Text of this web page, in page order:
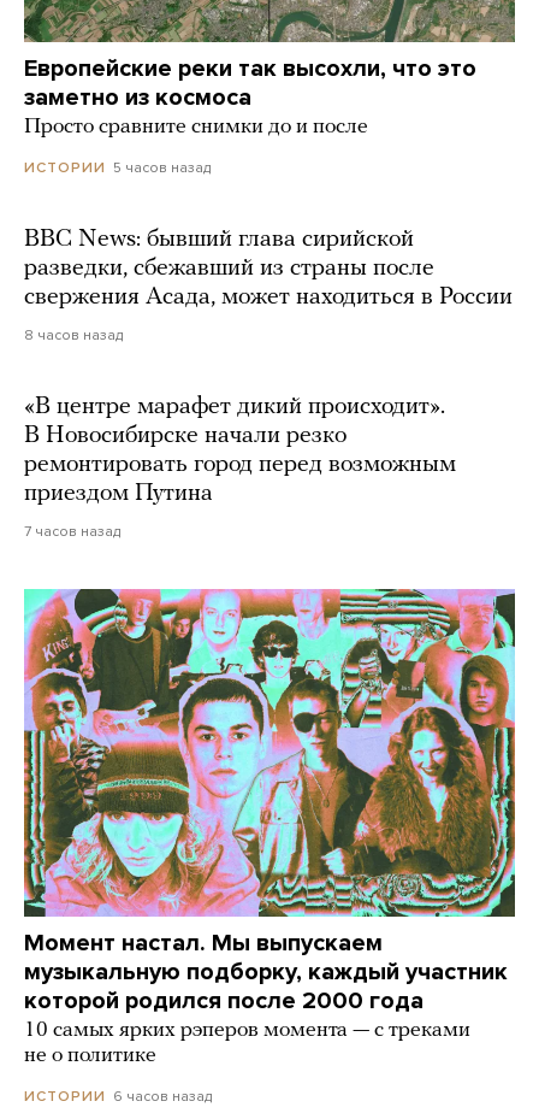
Европейские реки так высохли, что это
заметно из космоса
Просто сравните снимки до и после
ИСТОРИИ 5 часов назад
BBC News: бывший глава сирийской
разведки, сбежавший из страны после
свержения Асада, может находиться в России
8 часов назад
«В центре марафет дикий происходит».
В Новосибирске начали резко
ремонтировать город перед возможным
приездом Путина
7 часов назад
Момент настал. Мы выпускаем
музыкальную подборку, каждый участник
которой родился после 2000 года
10 самых ярких рэперов момента — с треками
не о политике
ИСТОРИИ 6 часов назад